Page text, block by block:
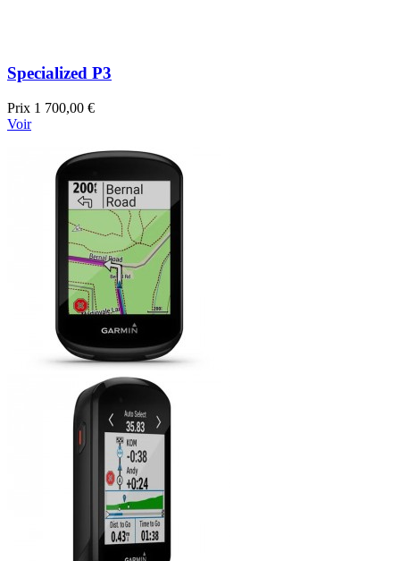
Specialized P3
Prix 1 700,00 €
Voir